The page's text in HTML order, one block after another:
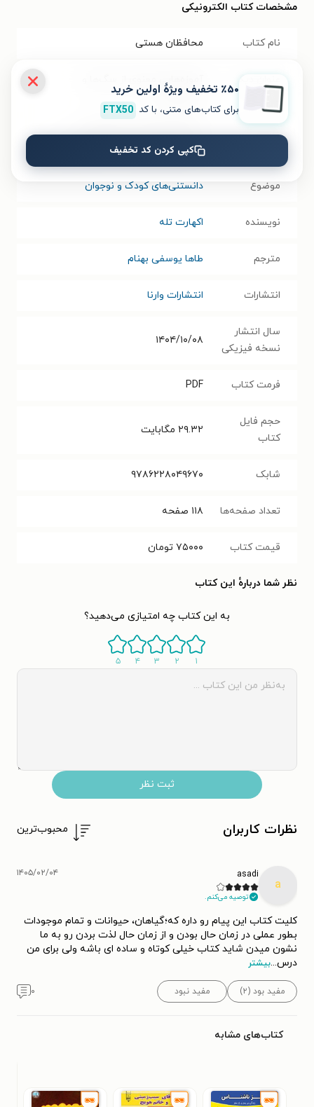
مشخصات کتاب الکترونیکی
نام کتاب محافظان هستی
گربه‌هایمان
عنوان در زبان
Guardians of being spirtual
teachings from our dogs and cats
موضوع دانستنی‌های کودک و نوجوان
نویسنده اکهارت تله
مترجم طاها یوسفی بهنام
انتشارات انتشارات وارنا
سال انتشار
نسخه فیزیکی
۱۴۰۴/۱۰/۰۸
فرمت کتاب PDF
حجم فایل
کتاب
۲۹.۳۲ مگابایت
شابک ۹۷۸۶۲۲۸۰۴۹۶۷۰
تعداد صفحه‌ها ۱۱۸ صفحه
قیمت کتاب ۷۵۰۰۰ تومان
نظر شما دربارهٔ این کتاب
به این کتاب چه امتیازی می‌دهید؟
۱ ۲ ۳ ۴ ۵
ثبت نظر
نظرات کاربران محبوب‌ترین
a
asadi
توصیه می‌کنم.
۱۴۰۵/۰۲/۰۴
کلیت کتاب این پیام رو داره که؛گیاهان، حیوانات و تمام موجودات
بطور عملی در زمان حال بودن و از زمان حال لذت بردن رو به ما
نشون میدن شاید کتاب خیلی کوتاه و ساده ای باشه ولی برای من
درس...بیشتر
مفید بود (۲) مفید نبود ۰
کتاب‌های مشابه
٪۵۰ تخفیف ویژۀ اولین خرید
برای کتاب‌های متنی، با کد FTX50
کپی کردن کد تخفیف